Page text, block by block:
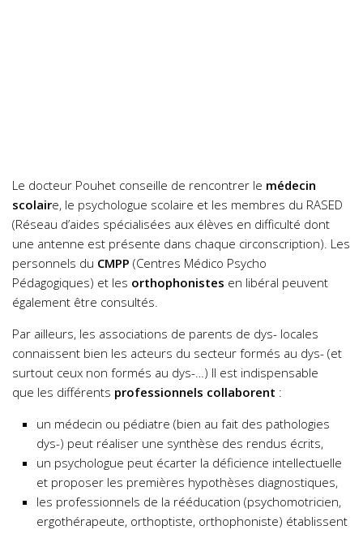
Le docteur Pouhet conseille de rencontrer le médecin
scolaire, le psychologue scolaire et les membres du RASED
(Réseau d’aides spécialisées aux élèves en difficulté dont
une antenne est présente dans chaque circonscription). Les
personnels du CMPP (Centres Médico Psycho
Pédagogiques) et les orthophonistes en libéral peuvent
également être consultés.
Par ailleurs, les associations de parents de dys- locales
connaissent bien les acteurs du secteur formés au dys- (et
surtout ceux non formés au dys-…) Il est indispensable
que les différents professionnels collaborent :
un médecin ou pédiatre (bien au fait des pathologies
dys-) peut réaliser une synthèse des rendus écrits,
un psychologue peut écarter la déficience intellectuelle
et proposer les premières hypothèses diagnostiques,
les professionnels de la rééducation (psychomotricien,
ergothérapeute, orthoptiste, orthophoniste) établissent